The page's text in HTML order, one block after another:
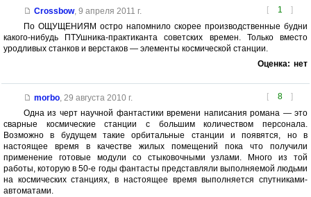
[ 1 ]
Crossbow, 9 апреля 2011 г.
По ОЩУЩЕНИЯМ остро напомнило скорее производственные будни
какого-нибудь ПТУшника-практиканта советских времен. Только вместо
уродливых станков и верстаков — элементы космической станции.
Оценка: нет
[ 8 ]
morbo, 29 августа 2010 г.
Одна из черт научной фантастики времени написания романа — это
сварные космические станции с большим количеством персонала.
Возможно в будущем такие орбитальные станции и появятся, но в
настоящее время в качестве жилых помещений пока что получили
применение готовые модули со стыковочными узлами. Много из той
работы, которую в 50-е годы фантасты представляли выполняемой людьми
на космических станциях, в настоящее время выполняется спутниками-
автоматами.